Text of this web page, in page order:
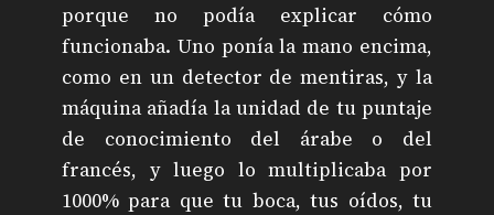
porque no podía explicar cómo
funcionaba. Uno ponía la mano encima,
como en un detector de mentiras, y la
máquina añadía la unidad de tu puntaje
de conocimiento del árabe o del
francés, y luego lo multiplicaba por
1000% para que tu boca, tus oídos, tu